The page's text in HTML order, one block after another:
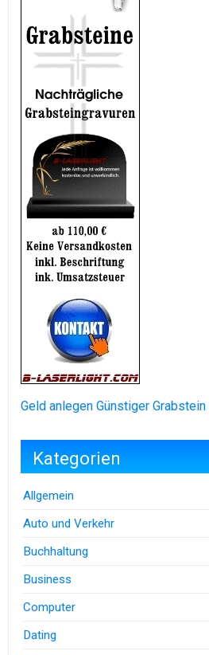
Geld anlegen Günstiger Grabstein
Kategorien
Allgemein
Auto und Verkehr
Buchhaltung
Business
Computer
Dating